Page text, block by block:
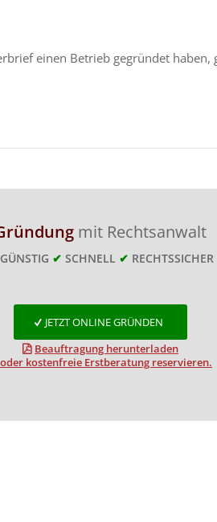
einen Betrieb gegründet haben,
mit Rechtsanwalt
GÜNSTIG ✔ SCHNELL ✔ RECHTSSICHER
JETZT ONLINE GRÜNDEN
Beauftragung herunterladen
kostenfreie Erstberatung reservieren.